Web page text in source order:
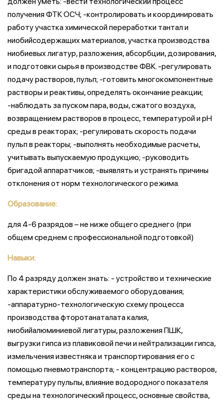
получения ФТК ОСЧ; -контролировать и координировать
работу участка химической переработки тантал и
ниобийсодержащих материалов, участка производства
ниобиевых лигатур, разложения, абсорбции, дозирования,
и подготовки сырья в производстве ФВК. -регулировать
подачу растворов, пульп; -готовить многокомпонентные
растворы и реактивы, определять окончание реакции;
-наблюдать за пуском пара, воды, сжатого воздуха,
возвращением растворов в процесс, температурой и рН
среды в реакторах; -регулировать скорость подачи
пульп в реакторы; -выполнять необходимые расчеты,
учитывать выпускаемую продукцию; -руководить
бригадой аппаратчиков; -выявлять и устранять причины
отклонения от норм технологического режима.
Образование:
для 4-6 разрядов – не ниже общего среднего (при
общем среднем с профессиональной подготовкой)
Навыки:
По 4 разряду должен знать: - устройство и технические
характеристики обслуживаемого оборудования;
-аппаратурно-технологическую схему процесса
производства фторотанаталата калия,
ниобийалюминиевой лигатуры, разложения ПШК,
выгрузки гипса из плавиковой печи и нейтрализации гипса,
измельчения известняка и транспортирования его с
помощью пневмотранспорта; - концентрацию растворов,
температуру пульпы, влияние водородного показателя
среды на технологический процесс, основные свойства,